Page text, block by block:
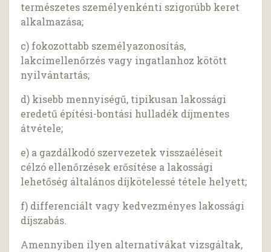
természetes személyenkénti szigorúbb keret
alkalmazása;
c) fokozottabb személyazonosítás,
lakcímellenőrzés vagy ingatlanhoz kötött
nyilvántartás;
d) kisebb mennyiségű, tipikusan lakossági
eredetű építési-bontási hulladék díjmentes
átvétele;
e) a gazdálkodó szervezetek visszaéléseit
célzó ellenőrzések erősítése a lakossági
lehetőség általános díjkötelessé tétele helyett;
f) differenciált vagy kedvezményes lakossági
díjszabás.
Amennyiben ilyen alternatívákat vizsgáltak,